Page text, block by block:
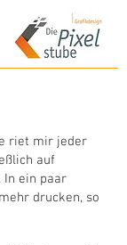
riet mir jeder
auf
In ein paar
drucken, so